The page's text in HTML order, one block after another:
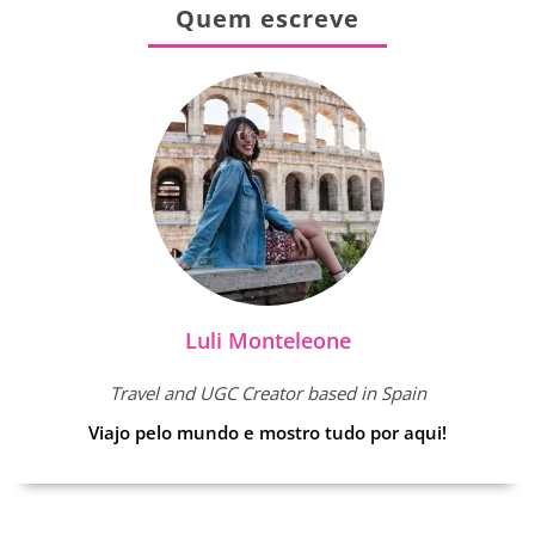
Quem escreve
Luli Monteleone
Travel and UGC Creator based in Spain
Viajo pelo mundo e mostro tudo por aqui!